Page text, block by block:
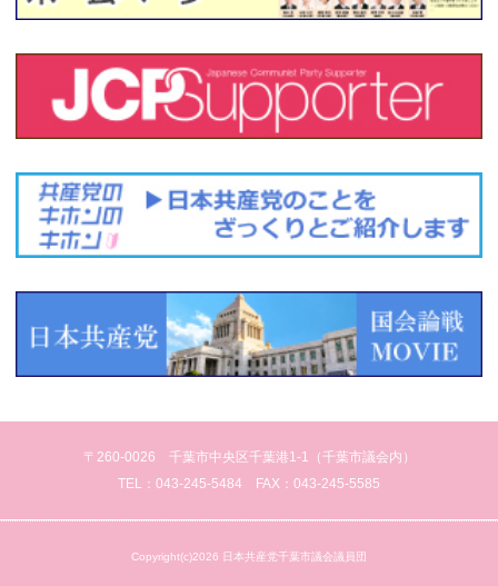
〒260-0026 千葉市中央区千葉港1-1（千葉市議会内）
TEL：043-245-5484 FAX：043-245-5585
Copyright(c)2026 日本共産党千葉市議会議員団